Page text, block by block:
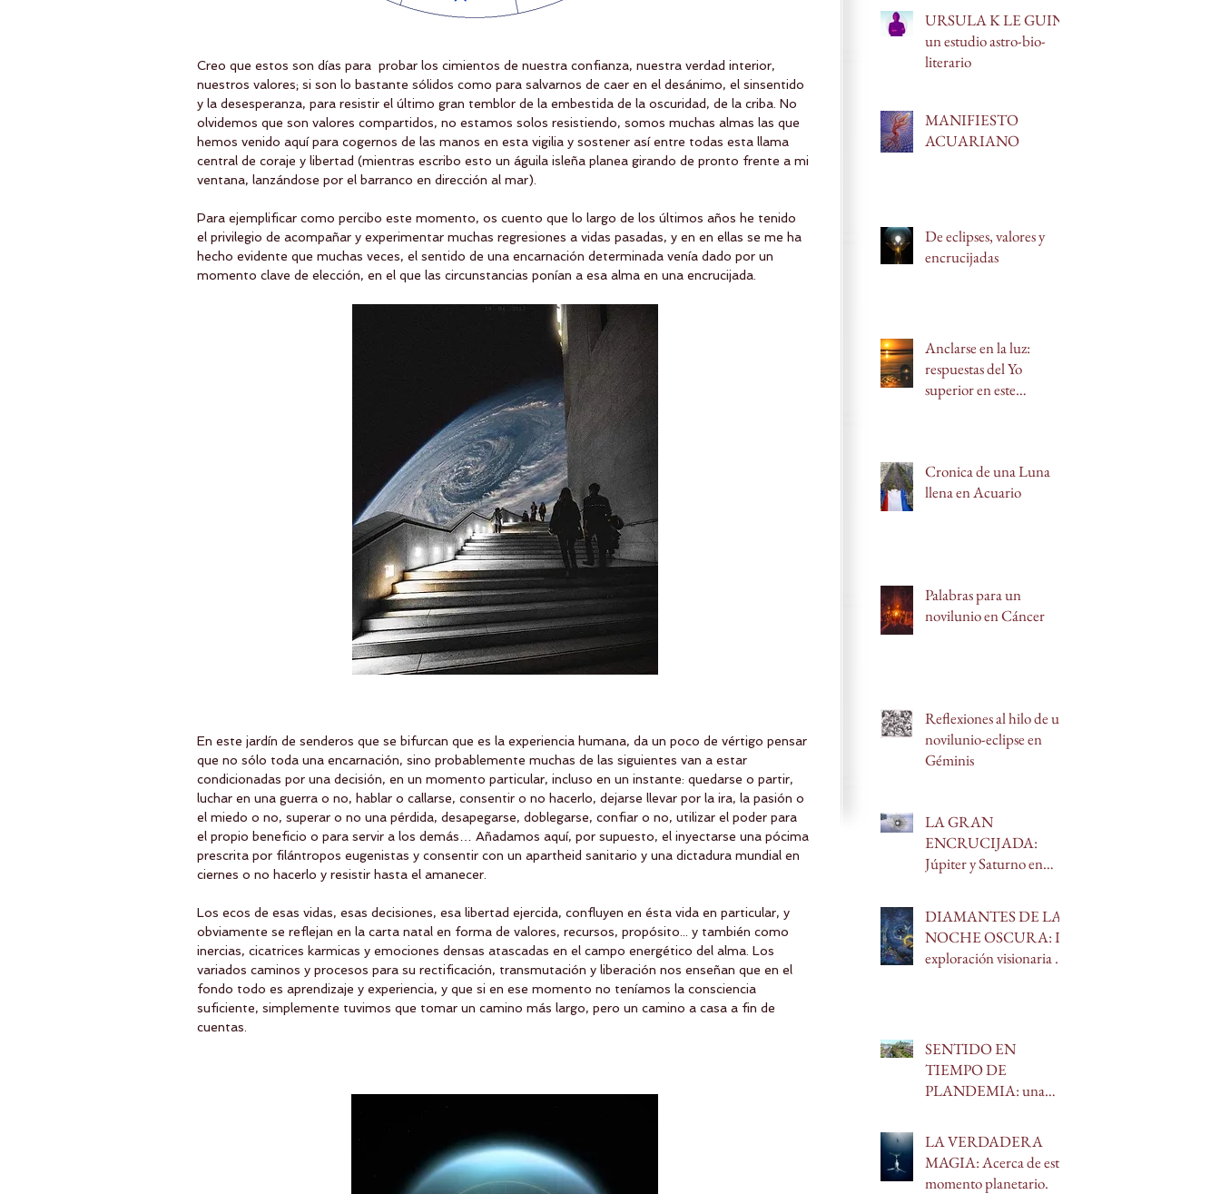
Creo que estos son días para  probar los cimientos de nuestra confianza, nuestra verdad interior,
nuestros valores; si son lo bastante sólidos como para salvarnos de caer en el desánimo, el sinsentido
y la desesperanza, para resistir el último gran temblor de la embestida de la oscuridad, de la criba. No
olvidemos que son valores compartidos, no estamos solos resistiendo, somos muchas almas las que
hemos venido aquí para cogernos de las manos en esta vigilia y sostener así entre todas esta llama
central de coraje y libertad (mientras escribo esto un águila isleña planea girando de pronto frente a mi
ventana, lanzándose por el barranco en dirección al mar).
Para ejemplificar como percibo este momento, os cuento que lo largo de los últimos años he tenido
el privilegio de acompañar y experimentar muchas regresiones a vidas pasadas, y en en ellas se me ha
hecho evidente que muchas veces, el sentido de una encarnación determinada venía dado por un
momento clave de elección, en el que las circunstancias ponían a esa alma en una encrucijada.
En este jardín de senderos que se bifurcan que es la experiencia humana, da un poco de vértigo pensar
que no sólo toda una encarnación, sino probablemente muchas de las siguientes van a estar
condicionadas por una decisión, en un momento particular, incluso en un instante: quedarse o partir,
luchar en una guerra o no, hablar o callarse, consentir o no hacerlo, dejarse llevar por la ira, la pasión o
el miedo o no, superar o no una pérdida, desapegarse, doblegarse, confiar o no, utilizar el poder para
el propio beneficio o para servir a los demás… Añadamos aquí, por supuesto, el inyectarse una pócima
prescrita por filántropos eugenistas y consentir con un apartheid sanitario y una dictadura mundial en
ciernes o no hacerlo y resistir hasta el amanecer.
Los ecos de esas vidas, esas decisiones, esa libertad ejercida, confluyen en ésta vida en particular, y
obviamente se reflejan en la carta natal en forma de valores, recursos, propósito... y también como
inercias, cicatrices karmicas y emociones densas atascadas en el campo energético del alma. Los
variados caminos y procesos para su rectificación, transmutación y liberación nos enseñan que en el
fondo todo es aprendizaje y experiencia, y que si en ese momento no teníamos la consciencia
suficiente, simplemente tuvimos que tomar un camino más largo, pero un camino a casa a fin de
cuentas.
URSULA K LE GUIN:
un estudio astro-bio-
literario
MANIFIESTO
ACUARIANO
De eclipses, valores y
encrucijadas
Anclarse en la luz:
respuestas del Yo
superior en este
Cronica de una Luna
llena en Acuario
Palabras para un
novilunio en Cáncer
Reflexiones al hilo de un
novilunio-eclipse en
Géminis
LA GRAN
ENCRUCIJADA:
Júpiter y Saturno en
DIAMANTES DE LA
NOCHE OSCURA: La
exploración visionaria de
SENTIDO EN
TIEMPO DE
PLANDEMIA: una
arquetípica.
LA VERDADERA
MAGIA: Acerca de este
momento planetario.